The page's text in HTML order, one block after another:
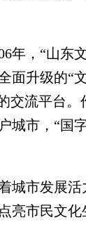
，“山东
面升级的“
交流平台。
市，“国
市发展活
亮市民文化